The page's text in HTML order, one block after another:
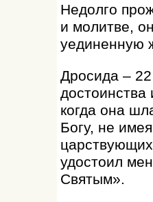
Недолго
и молитве,
уединенную
Дросида – 22
достоинства
когда она
Богу, не
удостоил
Святым».